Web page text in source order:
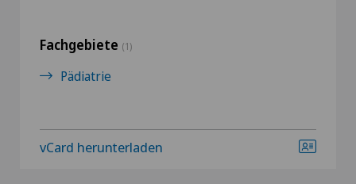
Fachgebiete (1)
Pädiatrie
vCard herunterladen